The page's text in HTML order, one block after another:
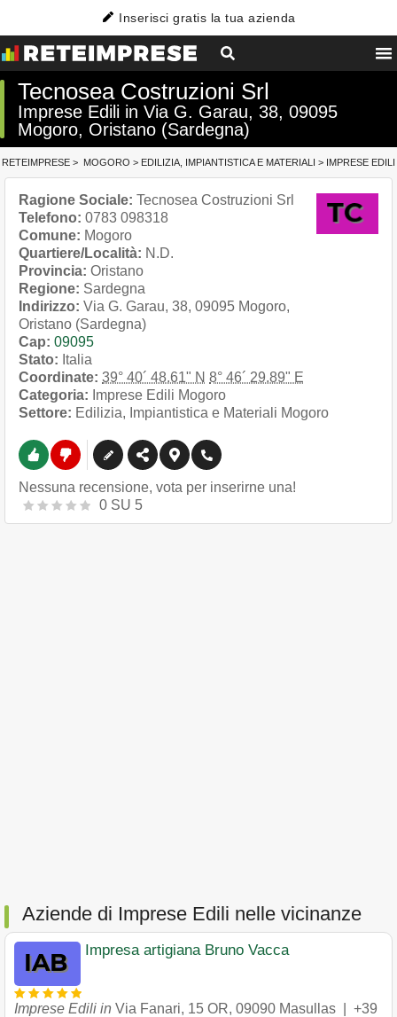
Inserisci gratis la tua azienda
Tecnosea Costruzioni Srl
Imprese Edili in Via G. Garau, 38, 09095
Mogoro, Oristano (Sardegna)
RETEIMPRESE > MOGORO > EDILIZIA, IMPIANTISTICA E MATERIALI > IMPRESE EDILI
Ragione Sociale: Tecnosea Costruzioni Srl
Telefono: 0783 098318
Comune: Mogoro
Quartiere/Località: N.D.
Provincia: Oristano
Regione: Sardegna
Indirizzo: Via G. Garau, 38, 09095 Mogoro,
Oristano (Sardegna)
Cap: 09095
Stato: Italia
Coordinate: 39° 40´ 48.61" N 8° 46´ 29.89" E
Categoria: Imprese Edili Mogoro
Settore: Edilizia, Impiantistica e Materiali Mogoro
Nessuna recensione, vota per inserirne una!
0 SU 5
Aziende di Imprese Edili nelle vicinanze
Impresa artigiana Bruno Vacca
Imprese Edili in Via Fanari, 15 OR, 09090 Masullas
+39